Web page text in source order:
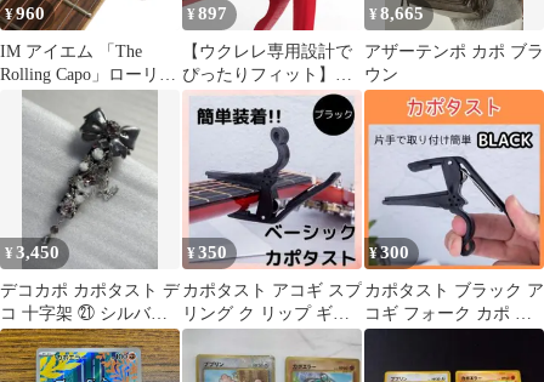
¥960
IM アイエム 「The
Rolling Capo」ローリン
グカポ
¥897
【ウクレレ専用設計で
ぴったりフィット】ウ
クレレ カポタスト ワン
タッチ カポ 亜鉛合金製
軽量 コンパクト ソプラ
ノ コンサート テナー
対応 _d
¥8,665
アザーテンポ カポ ブラ
ウン
¥3,450
デコカポ カポタスト デ
コ 十字架 ㉑ シルバー
ピンク
¥350
カポタスト アコギ スプ
リング ク リップ ギタ
ー カポ エレキ ブラッ
ク
¥300
カポタスト ブラック ア
コギ フォーク カポ エ
レキギター 3007